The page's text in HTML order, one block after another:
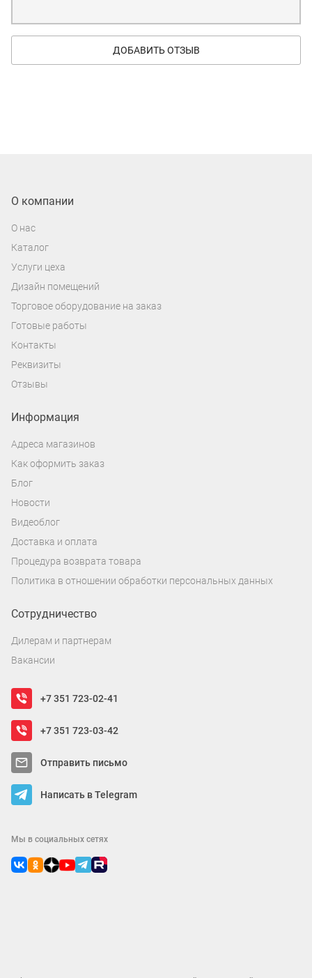
ДОБАВИТЬ ОТЗЫВ
О компании
О нас
Каталог
Услуги цеха
Дизайн помещений
Торговое оборудование на заказ
Готовые работы
Контакты
Реквизиты
Отзывы
Информация
Адреса магазинов
Как оформить заказ
Блог
Новости
Видеоблог
Доставка и оплата
Процедура возврата товара
Политика в отношении обработки персональных данных
Сотрудничество
Дилерам и партнерам
Вакансии
+7 351 723-02-41
+7 351 723-03-42
Отправить письмо
Написать в Telegram
Мы в социальных сетях